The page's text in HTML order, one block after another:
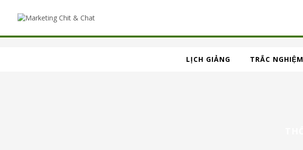
LỊCH GIẢNG TRẮC NGHIỆM